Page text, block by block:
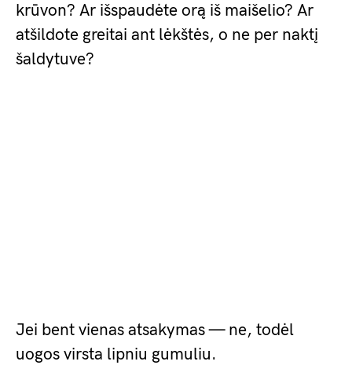
krūvon? Ar išspaudėte orą iš maišelio? Ar
atšildote greitai ant lėkštės, o ne per naktį
šaldytuve?
Jei bent vienas atsakymas — ne, todėl
uogos virsta lipniu gumuliu.